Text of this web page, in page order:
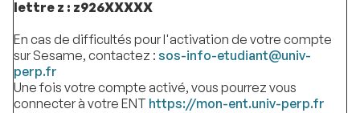
lettre z : z926XXXXX
En cas de difficultés pour l'activation de votre compte
sur Sesame, contactez : sos-info-etudiant@univ-
perp.fr
Une fois votre compte activé, vous pourrez vous
connecter à votre ENT https://mon-ent.univ-perp.fr